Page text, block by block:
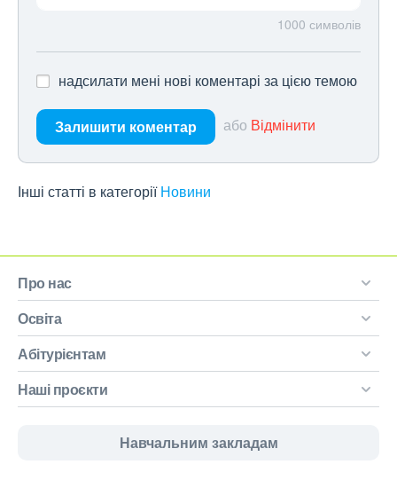
1000 символів
надсилати мені нові коментарі за цією темою
Залишити коментар або Відмінити
Інші статті в категорії Новини
Про нас
Освіта
Абітурієнтам
Наші проєкти
Навчальним закладам